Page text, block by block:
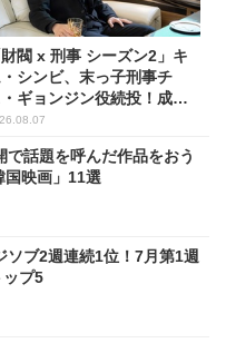
財閥 x 刑事 シーズン2」キ
シンビ、末っ子刑事チ
・ギョンジン役続投！成長
姿に注目
話題を呼んだ作品をおう
国映画」11選
ソブ2週連続1位！7月第1週
ップ5